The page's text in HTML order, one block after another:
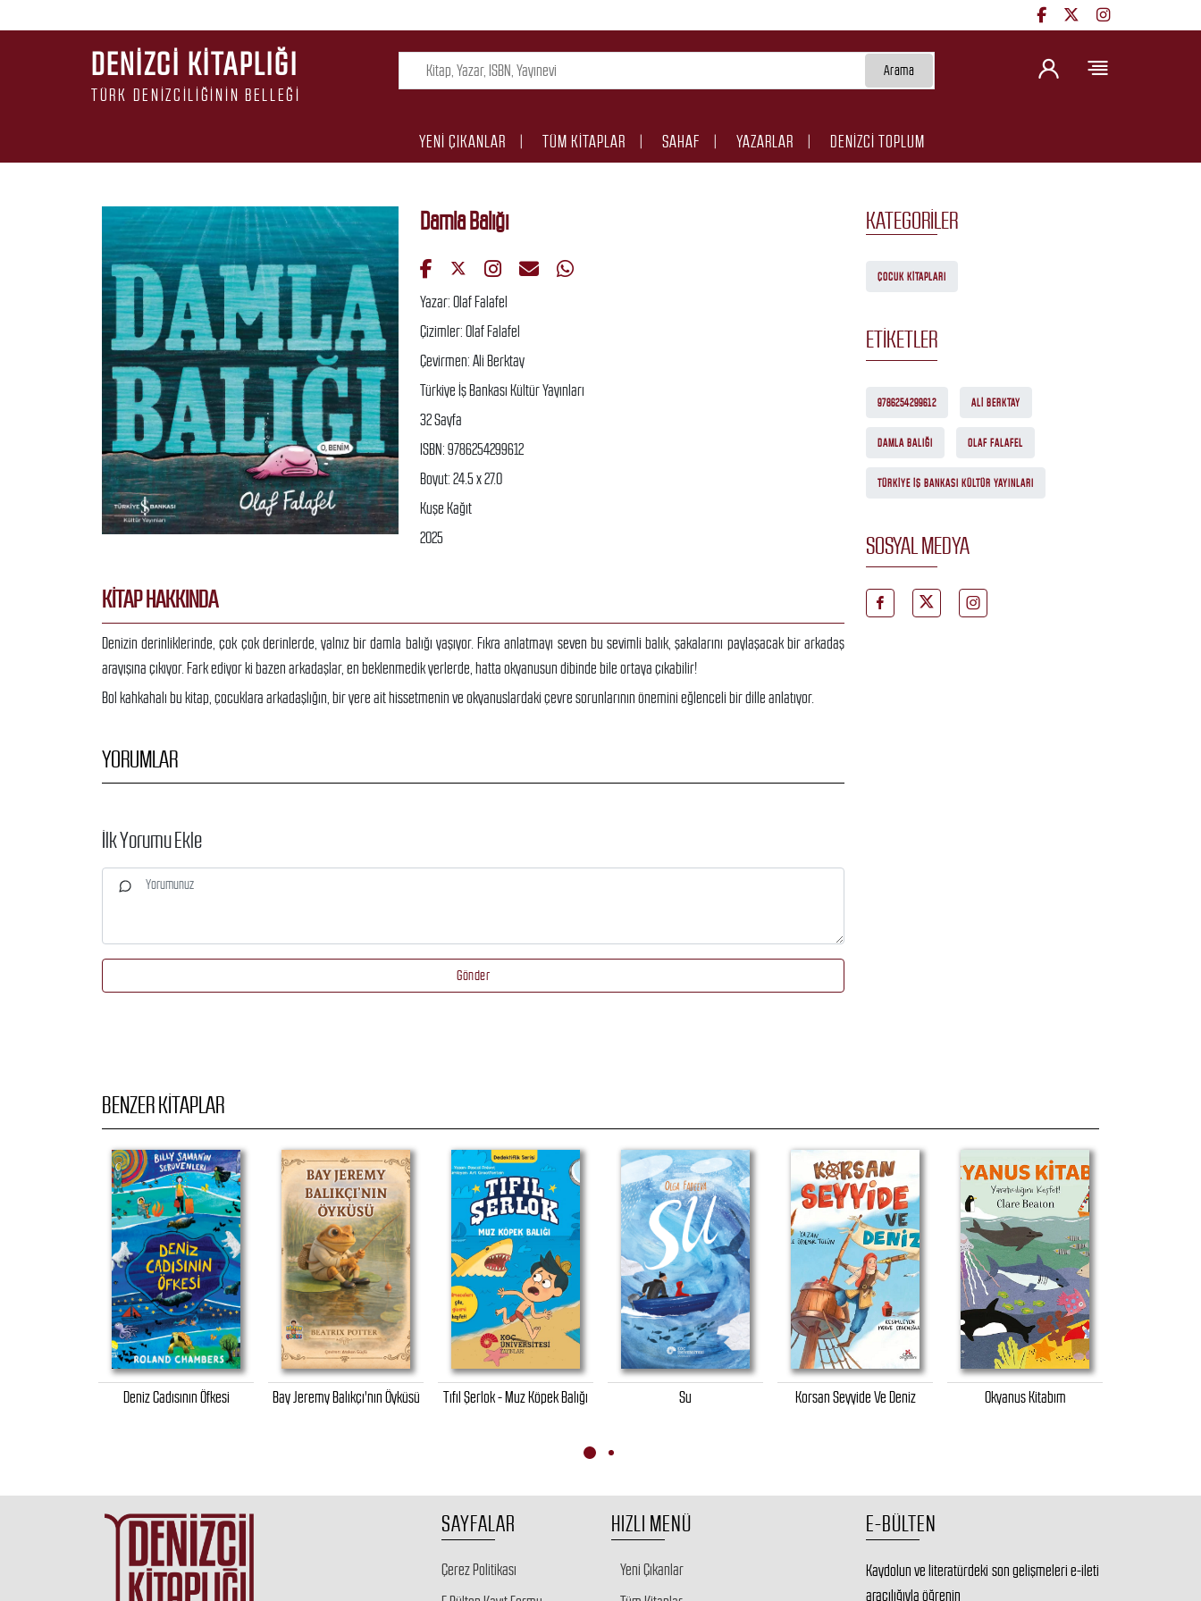
DENIZCI KITAPLIĞI
TÜRK DENIZCILIĞININ BELLEĞI
Arama
YENI ÇIKANLAR TÜM KITAPLAR SAHAF YAZARLAR DENİZCİ TOPLUM
Damla Balığı
Yazar: Olaf Falafel
Çizimler: Olaf Falafel
Çevirmen: Ali Berktay
Türkiye İş Bankası Kültür Yayınları
32 Sayfa
ISBN: 9786254299612
Boyut: 24.5 x 27.0
Kuşe Kağıt
2025
KITAP HAKKINDA
Denizin derinliklerinde, çok çok derinlerde, yalnız bir damla balığı yaşıyor. Fıkra anlatmayı seven bu sevimli balık, şakalarını paylaşacak bir arkadaş
arayışına çıkıyor. Fark ediyor ki bazen arkadaşlar, en beklenmedik yerlerde, hatta okyanusun dibinde bile ortaya çıkabilir!
Bol kahkahalı bu kitap, çocuklara arkadaşlığın, bir yere ait hissetmenin ve okyanuslardaki çevre sorunlarının önemini eğlenceli bir dille anlatıyor.
YORUMLAR
İlk Yorumu Ekle
Gönder
KATEGORILER
ÇOCUK KITAPLARI
ETIKETLER
9786254299612 ALI BERKTAY
DAMLA BALIĞI OLAF FALAFEL
TÜRKIYE İŞ BANKASI KÜLTÜR YAYINLARI
SOSYAL MEDYA
BENZER KITAPLAR
Deniz Cadısının Öfkesi Bay Jeremy Balıkçı'nın Öyküsü Tıfıl Şerlok - Muz Köpek Balığı Su Korsan Seyyide Ve Deniz Okyanus Kitabım
SAYFALAR
Çerez Politikası
HIZLI MENÜ
Yeni Çıkanlar
E-BÜLTEN
Kaydolun ve literatürdeki son gelişmeleri e-ileti
aracılığıyla öğrenin